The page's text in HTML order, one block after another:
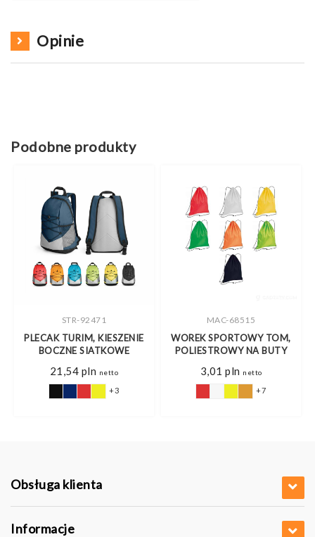
Opinie
Podobne produkty
STR-92471
PLECAK TURIM, KIESZENIE
BOCZNE SIATKOWE
21,54 pln netto
+3
MAC-68515
WOREK SPORTOWY TOM,
POLIESTROWY NA BUTY
3,01 pln netto
+7
Obsługa klienta
Informacje